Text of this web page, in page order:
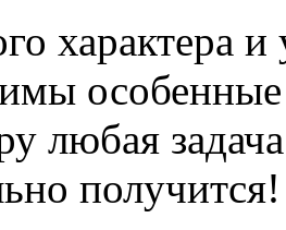
характера
любая
получится!